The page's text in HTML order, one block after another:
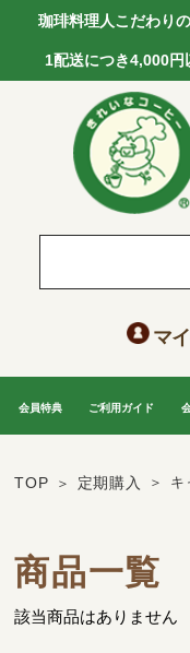
珈琲料理人こだわり
1配送につき4,000円
マ
会員特典 ご利用ガイド
TOP 定期購入 キ
商品一覧
該当商品はありません